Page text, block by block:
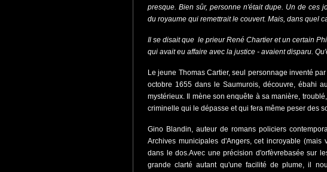
presque. Bien sûr, personne n'était dupe. Un de ces
du royaume qui remettrait le couvert. Mais, dans quel
Il se disait que le prieur René Chartier et un certain
qui avait eu affaire avec la justice - avaient disparu.
Le jeune Thomas Cartier, seul personnage inventé
octobre 1655 dans le Saumurois, découvre, ébahi
mystérieux. Il mène son enquête à sa manière,
criminelle qui le dépasse et qui fera même peser des
Gino Blandin, auteur de romans policiers
Archives municipales d'Angers, cet incroyable
dans le dos.Avec une précision d'orfèvrebasée sur
grande clarté autant qu'une facilité de plume, il